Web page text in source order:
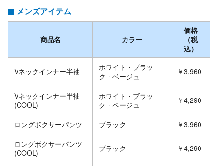
メンズアイテム
商品名 カラー
価格
（税
込）
Vネックインナー半袖
ホワイト・ブラッ
ク・ベージュ
￥3,960
Vネックインナー半袖
(COOL)
ホワイト・ブラッ
ク・ベージュ
￥4,290
ロングボクサーパンツ ブラック
￥3,960
ロングボクサーパンツ
(COOL)
ブラック ￥4,290